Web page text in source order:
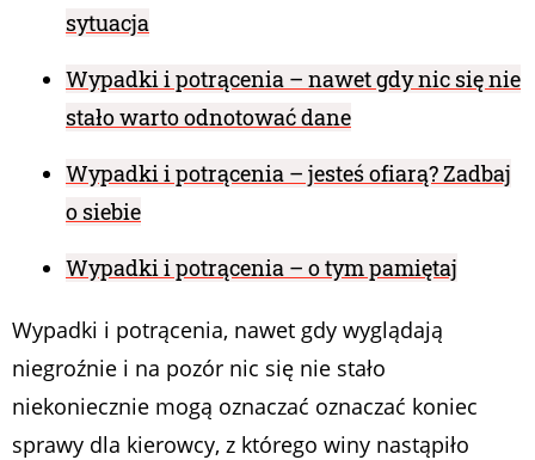
sytuacja
Wypadki i potrącenia – nawet gdy nic się nie
stało warto odnotować dane
Wypadki i potrącenia – jesteś ofiarą? Zadbaj
o siebie
Wypadki i potrącenia – o tym pamiętaj
Wypadki i potrącenia, nawet gdy wyglądają
niegroźnie i na pozór nic się nie stało
niekoniecznie mogą oznaczać oznaczać koniec
sprawy dla kierowcy, z którego winy nastąpiło